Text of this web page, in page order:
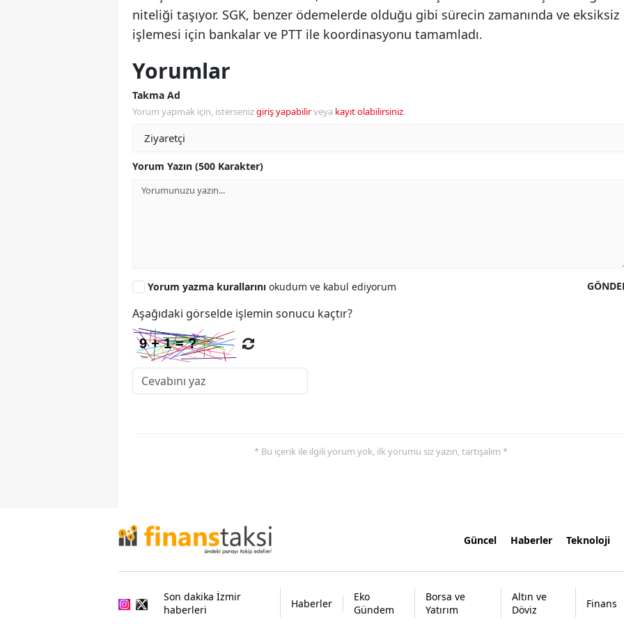
niteliği taşıyor. SGK, benzer ödemelerde olduğu gibi sürecin zamanında ve eksiksiz
işlemesi için bankalar ve PTT ile koordinasyonu tamamladı.
Yorumlar
Takma Ad
Yorum yapmak için, istersenizgiriş yapabilirveya kayıt olabilirsiniz.
Yorum Yazın (500 Karakter)
Yorum yazma kurallarını okudum ve kabul ediyorum
Aşağıdaki görselde işlemin sonucu kaçtır?
* Bu içerik ile ilgili yorum yok, ilk yorumu siz yazın, tartışalım *
Güncel Haberler Teknoloji
Son dakika İzmir
haberleri
Haberler
Eko
Gündem
Borsa ve
Yatırım
Altın ve
Döviz
Finans